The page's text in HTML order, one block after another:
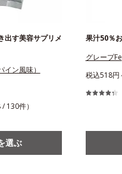
出す美容サプリメ
イン風味）
/ 130件）
選ぶ
果汁50％
グレープFe
税込518円